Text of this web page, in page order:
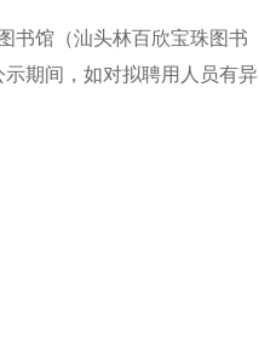
书馆（汕头林百欣宝珠图书
期间，如对拟聘用人员有异